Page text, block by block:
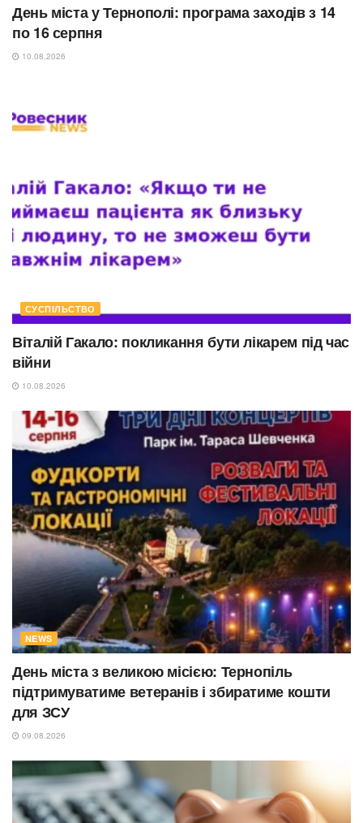
День міста у Тернополі: програма заходів з 14
по 16 серпня
10.08.2026
СУСПІЛЬСТВО
Віталій Гакало: покликання бути лікарем під час
війни
10.08.2026
NEWS
День міста з великою місією: Тернопіль
підтримуватиме ветеранів і збиратиме кошти
для ЗСУ
09.08.2026